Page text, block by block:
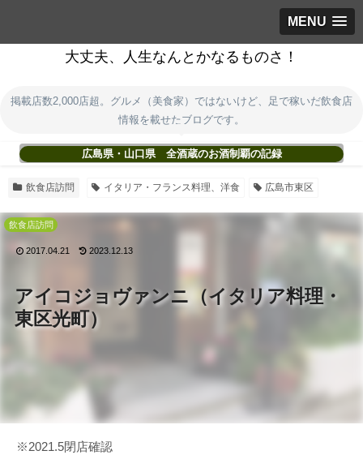
MENU
大丈夫、人生なんとかなるものさ！
掲載店数2,000店超。グルメ（美食家）ではないけど、足で稼いだ飲食店
情報を載せたブログです。
広島県・山口県 全酒蔵のお酒制覇の記録
飲食店訪問 イタリア・フランス料理、洋食 広島市東区
アイコジョヴァンニ（イタリア料理・
東区光町）
飲食店訪問
2017.04.21 2023.12.13
※2021.5閉店確認